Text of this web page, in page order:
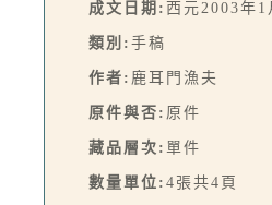
成文日期: 西元2003年1
類別: 手稿
作者: 鹿耳門漁夫
原件與否: 原件
藏品層次: 單件
數量單位: 4張共4頁